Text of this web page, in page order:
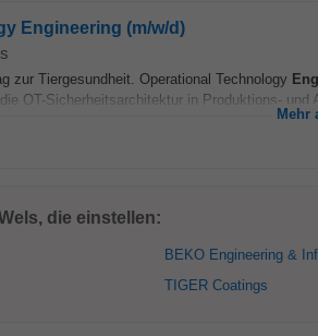
Engineering (m/w/d)
zur Tiergesundheit. Operational Technology
OT-Sicherheitsarchitektur in Produktions- und
Mehr
die einstellen:
BEKO Engineering &
TIGER Coatings